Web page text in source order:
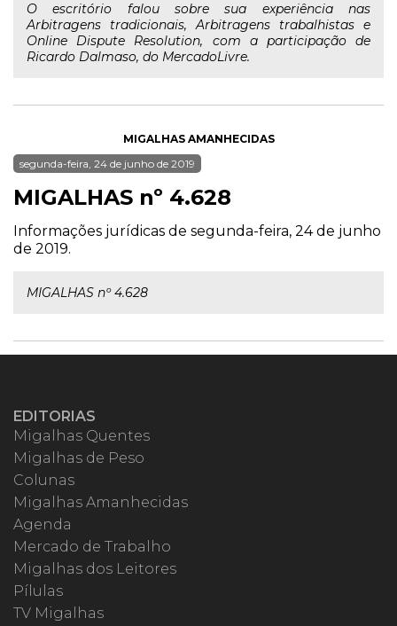
O escritório falou sobre sua experiência nas
Arbitragens tradicionais, Arbitragens trabalhistas e
Online Dispute Resolution, com a participação de
Ricardo Dalmaso, do MercadoLivre.
MIGALHAS AMANHECIDAS
segunda-feira, 24 de junho de 2019
MIGALHAS nº 4.628
Informações jurídicas de segunda-feira, 24 de junho
de 2019.
MIGALHAS nº 4.628
EDITORIAS
Migalhas Quentes
Migalhas de Peso
Colunas
Migalhas Amanhecidas
Agenda
Mercado de Trabalho
Migalhas dos Leitores
Pílulas
TV Migalhas